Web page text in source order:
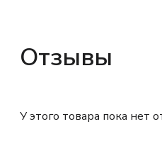
Отзывы
У этого товара пока нет